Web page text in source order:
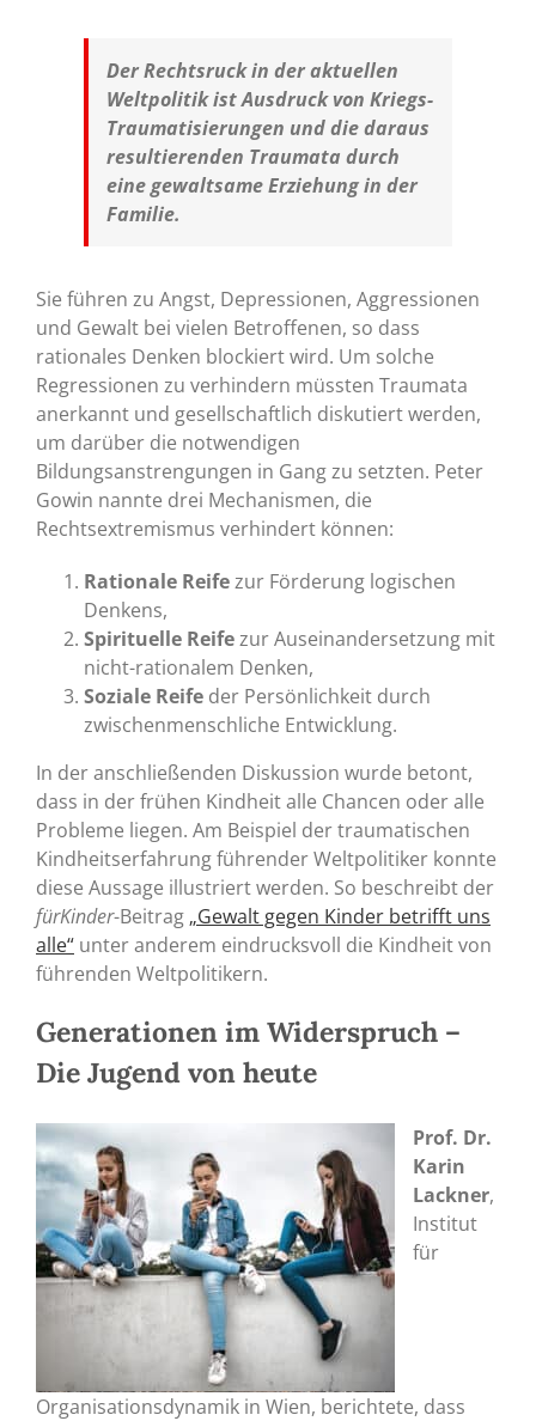
Der Rechtsruck in der aktuellen
Weltpolitik ist Ausdruck von Kriegs-
Traumatisierungen und die daraus
resultierenden Traumata durch
eine gewaltsame Erziehung in der
Familie.
Sie führen zu Angst, Depressionen, Aggressionen
und Gewalt bei vielen Betroffenen, so dass
rationales Denken blockiert wird. Um solche
Regressionen zu verhindern müssten Traumata
anerkannt und gesellschaftlich diskutiert werden,
um darüber die notwendigen
Bildungsanstrengungen in Gang zu setzten. Peter
Gowin nannte drei Mechanismen, die
Rechtsextremismus verhindert können:
Rationale Reifezur Förderung logischen
Denkens,
Spirituelle Reifezur Auseinandersetzung mit
nicht-rationalem Denken,
Soziale Reife der Persönlichkeit durch
zwischenmenschliche Entwicklung.
In der anschließenden Diskussion wurde betont,
dass in der frühen Kindheit alle Chancen oder alle
Probleme liegen. Am Beispiel der traumatischen
Kindheitserfahrung führender Weltpolitiker konnte
diese Aussage illustriert werden. So beschreibt der
fürKinder-Beitrag „Gewalt gegen Kinder betrifft uns
alle“ unter anderem eindrucksvoll die Kindheit von
führenden Weltpolitikern.
Generationen im Widerspruch –
Die Jugend von heute
Prof. Dr.
Karin
Lackner,
Institut
für
Organisationsdynamik in Wien, berichtete, dass